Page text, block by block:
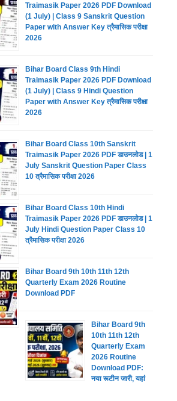
Traimasik Paper 2026 PDF Download
(1 July) | Class 9 Sanskrit Question
Paper with Answer Key त्रैमासिक परीक्षा
2026
Bihar Board Class 9th Hindi
Traimasik Paper 2026 PDF Download
(1 July) | Class 9 Hindi Question
Paper with Answer Key त्रैमासिक परीक्षा
2026
Bihar Board Class 10th Sanskrit
Traimasik Paper 2026 PDF डाउनलोड | 1
July Sanskrit Question Paper Class
10 त्रैमासिक परीक्षा 2026
Bihar Board Class 10th Hindi
Traimasik Paper 2026 PDF डाउनलोड | 1
July Hindi Question Paper Class 10
त्रैमासिक परीक्षा 2026
Bihar Board 9th 10th 11th 12th
Quarterly Exam 2026 Routine
Download PDF
Bihar Board 9th
10th 11th 12th
Quarterly Exam
2026 Routine
Download PDF:
नया रूटीन जारी, यहां